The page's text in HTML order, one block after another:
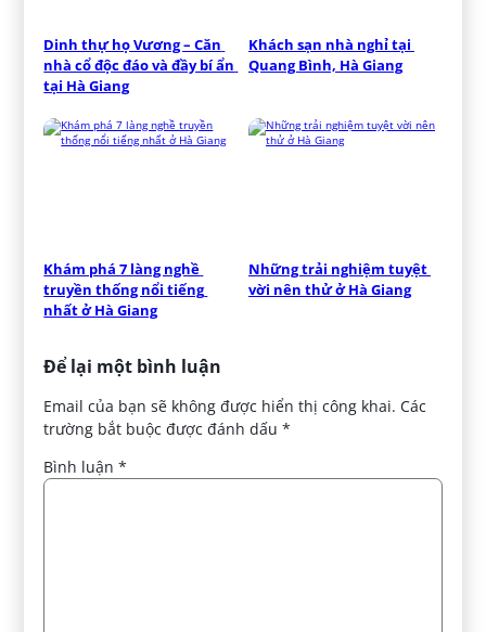
Dinh thự họ Vương – Căn
nhà cổ độc đáo và đầy bí ẩn
tại Hà Giang
Khách sạn nhà nghỉ tại
Quang Bình, Hà Giang
Khám phá 7 làng nghề
truyền thống nổi tiếng
nhất ở Hà Giang
Những trải nghiệm tuyệt
vời nên thử ở Hà Giang
Để lại một bình luận
Email của bạn sẽ không được hiển thị công khai. Các
trường bắt buộc được đánh dấu*
Bình luận*